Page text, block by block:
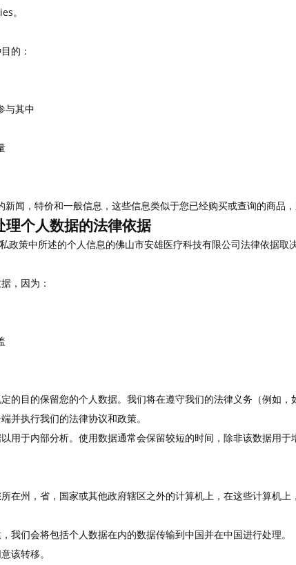
。
的：
与其中
闻，特价和一般信息，这些信息类似于您已经购买或查询的商品
理个人数据的法律依据
政策中所述的个人信息的佛山市安雄医疗科技有限公司法律依据
，因为：
的目的保留您的个人数据。我们将在遵守我们的法律义务（例如
并执行我们的法律协议和政策。
用于内部分析。使用数据通常会保留较短的时间，除非该数据用
在州，省，国家或其他政府辖区之外的计算机上，在这些计算机
我们会将包括个人数据在内的数据传输到中国并在中国进行处理。
该转移。